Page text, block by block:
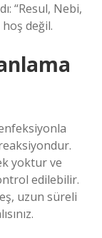
“Resul, Nebi,
değil.
yoktur ve
edilebilir.
uzun süreli